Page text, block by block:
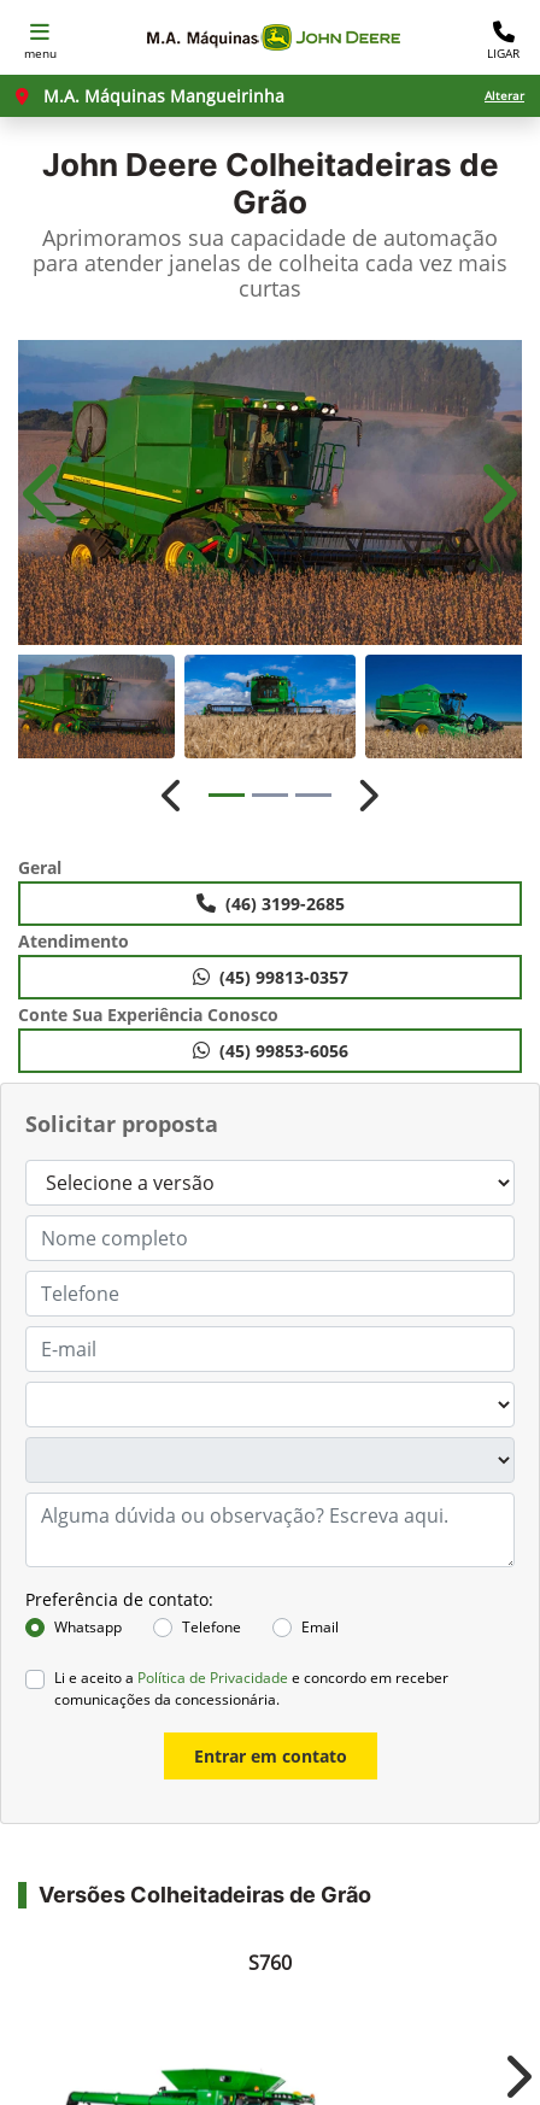
menu LIGAR
M.A. Máquinas Mangueirinha Alterar
John Deere Colheitadeiras de
Grão
Aprimoramos sua capacidade de automação
para atender janelas de colheita cada vez mais
curtas
Solicitar proposta
Preferência de contato:
Whatsapp Telefone Email
Li e aceito a Política de Privacidade e concordo em receber
comunicações da concessionária.
Entrar em contato
Anterior
Anterior Próximo
Geral
(46) 3199-2685
Atendimento
(45) 99813-0357
Conte Sua Experiência Conosco
(45) 99853-6056
Versões Colheitadeiras de Grão
S760